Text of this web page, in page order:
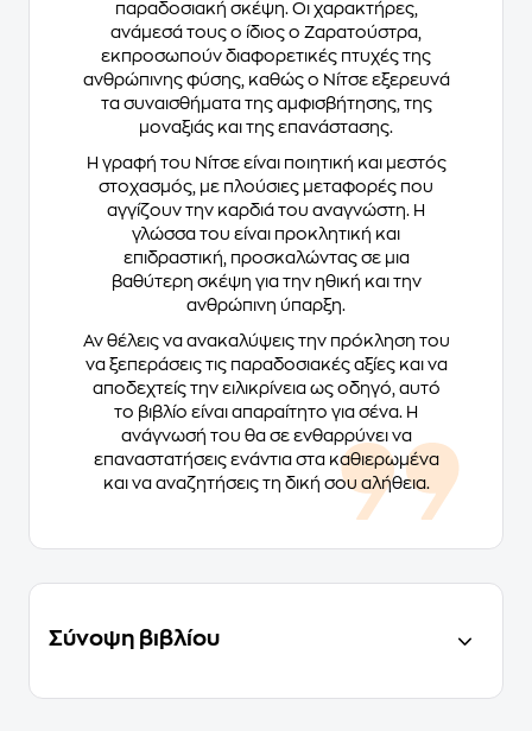
παραδοσιακή σκέψη. Οι χαρακτήρες,
ανάμεσά τους ο ίδιος ο Ζαρατούστρα,
εκπροσωπούν διαφορετικές πτυχές της
ανθρώπινης φύσης, καθώς ο Νίτσε εξερευνά
τα συναισθήματα της αμφισβήτησης, της
μοναξιάς και της επανάστασης.
Η γραφή του Νίτσε είναι ποιητική και μεστός
στοχασμός, με πλούσιες μεταφορές που
αγγίζουν την καρδιά του αναγνώστη. Η
γλώσσα του είναι προκλητική και
επιδραστική, προσκαλώντας σε μια
βαθύτερη σκέψη για την ηθική και την
ανθρώπινη ύπαρξη.
Αν θέλεις να ανακαλύψεις την πρόκληση του
να ξεπεράσεις τις παραδοσιακές αξίες και να
αποδεχτείς την ειλικρίνεια ως οδηγό, αυτό
το βιβλίο είναι απαραίτητο για σένα. Η
ανάγνωσή του θα σε ενθαρρύνει να
επαναστατήσεις ενάντια στα καθιερωμένα
και να αναζητήσεις τη δική σου αλήθεια.
Σύνοψη βιβλίου